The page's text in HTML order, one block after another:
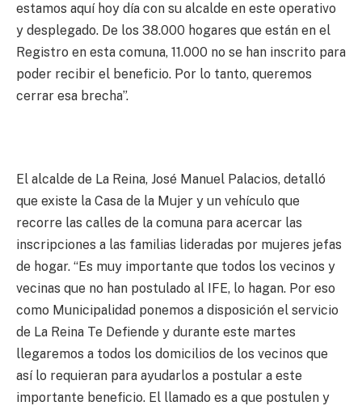
estamos aquí hoy día con su alcalde en este operativo
y desplegado. De los 38.000 hogares que están en el
Registro en esta comuna, 11.000 no se han inscrito para
poder recibir el beneficio. Por lo tanto, queremos
cerrar esa brecha”.
El alcalde de La Reina, José Manuel Palacios, detalló
que existe la Casa de la Mujer y un vehículo que
recorre las calles de la comuna para acercar las
inscripciones a las familias lideradas por mujeres jefas
de hogar. “Es muy importante que todos los vecinos y
vecinas que no han postulado al IFE, lo hagan. Por eso
como Municipalidad ponemos a disposición el servicio
de La Reina Te Defiende y durante este martes
llegaremos a todos los domicilios de los vecinos que
así lo requieran para ayudarlos a postular a este
importante beneficio. El llamado es a que postulen y